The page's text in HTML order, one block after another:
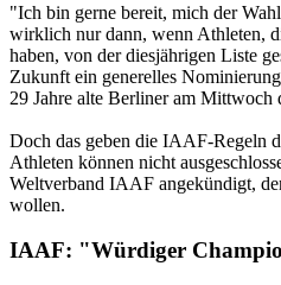
"Ich bin gerne bereit, mich der
wirklich nur dann, wenn Athleten,
haben, von der diesjährigen Liste
Zukunft ein generelles
29 Jahre alte Berliner am Mittwoch
Doch das geben die IAAF-Regeln
Athleten können nicht
Weltverband IAAF angekündigt,
wollen.
IAAF: "Würdiger